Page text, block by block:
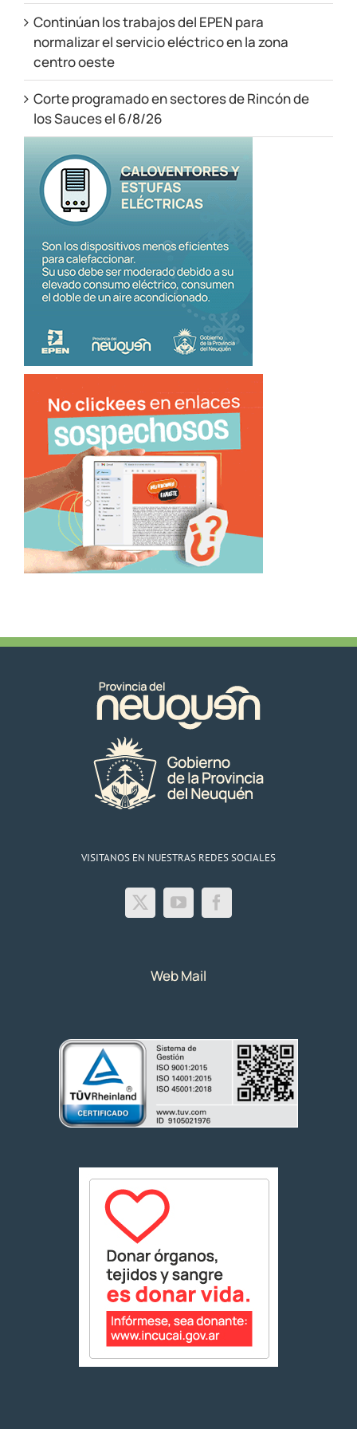
Continúan los trabajos del EPEN para
normalizar el servicio eléctrico en la zona
centro oeste
Corte programado en sectores de Rincón de
los Sauces el 6/8/26
VISITANOS EN NUESTRAS REDES SOCIALES
Web Mail